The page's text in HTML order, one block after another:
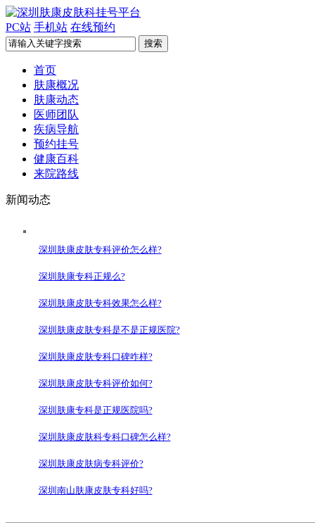
PC站 手机站 在线预约
首页
肤康概况
肤康动态
医师团队
疾病导航
预约挂号
健康百科
来院路线
新闻动态
深圳肤康皮肤专科评价怎么样?
深圳肤康专科正规么?
深圳肤康皮肤专科效果怎么样?
深圳肤康皮肤专科是不是正规医院?
深圳肤康皮肤专科口碑咋样?
深圳肤康皮肤专科评价如何?
深圳肤康专科是正规医院吗?
深圳肤康皮肤科专科口碑怎么样?
深圳肤康皮肤病专科评价?
深圳南山肤康皮肤专科好吗?